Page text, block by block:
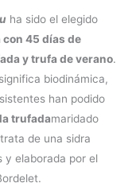
ha sido el elegido
con 45 días de
y trufa de verano.
biodinámica,
han podido
trufadamaridado
de una sidra
y elaborada por el